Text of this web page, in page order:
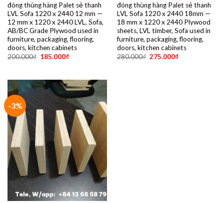
đóng thùng hàng Palet sẻ thanh
LVL Sofa 1220 x 2440 12 mm —
12 mm x 1220 x 2440 LVL, Sofa,
AB/BC Grade Plywood used in
furniture, packaging, flooring,
doors, kitchen cabinets
200.000₫ 185.000₫
đóng thùng hàng Palet sẻ thanh
LVL Sofa 1220 x 2440 18mm —
18 mm x 1220 x 2440 Plywood
sheets, LVL timber, Sofa used in
furniture, packaging, flooring,
doors, kitchen cabinets
280.000₫ 275.000₫
-3%